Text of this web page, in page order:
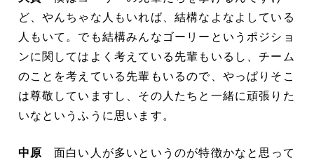
ど、やんちゃな人もいれば、結構なよなよしている
人もいて。でも結構みんなゴーリーというポジショ
ンに関してはよく考えている先輩もいるし、チーム
のことを考えている先輩もいるので、やっぱりそこ
は尊敬していますし、その人たちと一緒に頑張りた
いなというふうに思います。
中原 面白い人が多いというのが特徴かなと思って